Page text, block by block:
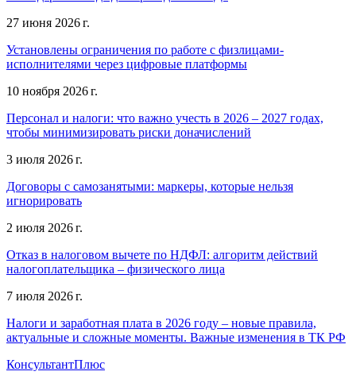
27 июня 2026 г.
Установлены ограничения по работе с физлицами-
исполнителями через цифровые платформы
10 ноября 2026 г.
Персонал и налоги: что важно учесть в 2026 – 2027 годах,
чтобы минимизировать риски доначислений
3 июля 2026 г.
Договоры с самозанятыми: маркеры, которые нельзя
игнорировать
2 июля 2026 г.
Отказ в налоговом вычете по НДФЛ: алгоритм действий
налогоплательщика – физического лица
7 июля 2026 г.
Налоги и заработная плата в 2026 году – новые правила,
актуальные и сложные моменты. Важные изменения в ТК РФ
КонсультантПлюс